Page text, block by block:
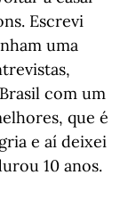
Escrevi
uma
com um
que é
e aí deixei
10 anos.